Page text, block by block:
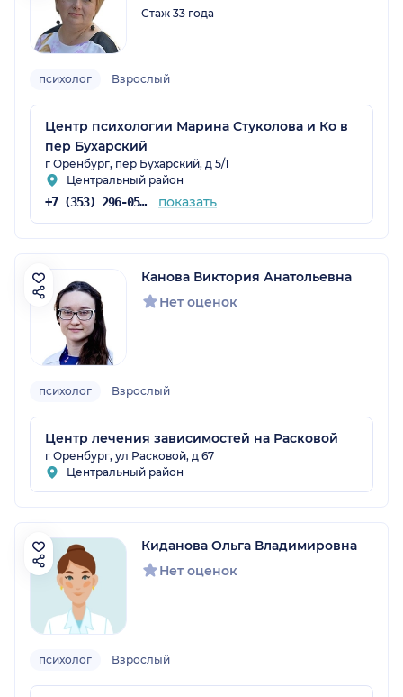
Стаж 33 года
психолог Взрослый
Центр психологии Марина Стуколова и Ко в
пер Бухарский
г Оренбург, пер Бухарский, д 5/1
Центральный район
+7 (353) 296-05-65 показать
Канова Виктория Анатольевна
Нет оценок
психолог Взрослый
Центр лечения зависимостей на Расковой
г Оренбург, ул Расковой, д 67
Центральный район
Киданова Ольга Владимировна
Нет оценок
психолог Взрослый